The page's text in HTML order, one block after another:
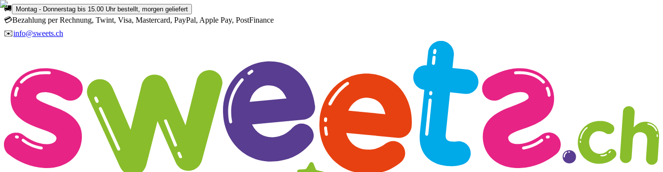
🚚 Montag - Donnerstag bis 15.00 Uhr bestellt, morgen geliefert
💳Bezahlung per Rechnung, Twint, Visa, Mastercard, PayPal, Apple Pay, PostFinance
✉️info@sweets.ch